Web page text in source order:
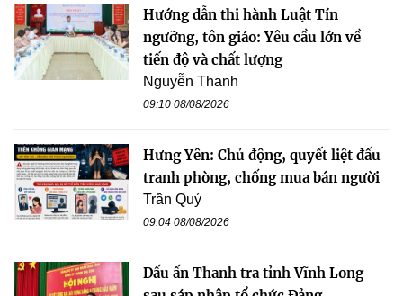
Hướng dẫn thi hành Luật Tín
ngưỡng, tôn giáo: Yêu cầu lớn về
tiến độ và chất lượng
Nguyễn Thanh
09:10 08/08/2026
Hưng Yên: Chủ động, quyết liệt đấu
tranh phòng, chống mua bán người
Trần Quý
09:04 08/08/2026
Dấu ấn Thanh tra tỉnh Vĩnh Long